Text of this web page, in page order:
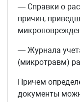
— Справки о
причин,
— Журнала
(микротравм)
Причем
документы